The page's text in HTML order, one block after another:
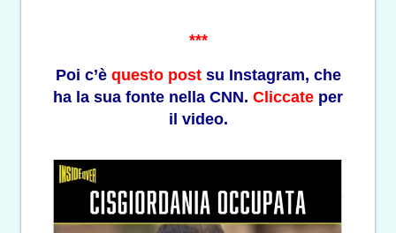
***
Poi c’è questo postsu Instagram, che
ha la sua fonte nella CNN. Cliccate per
il video.